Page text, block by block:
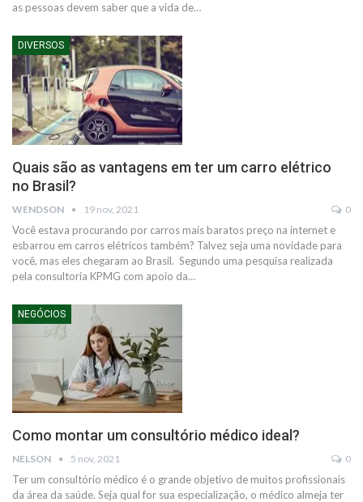
as pessoas devem saber que a vida de…
DIVERSOS
Quais são as vantagens em ter um carro elétrico
no Brasil?
WENDSON 19 nov, 2021 0
Você estava procurando por carros mais baratos preço na internet e
esbarrou em carros elétricos também? Talvez seja uma novidade para
você, mas eles chegaram ao Brasil. Segundo uma pesquisa realizada
pela consultoria KPMG com apoio da…
NEGÓCIOS
Como montar um consultório médico ideal?
NELSON 5 nov, 2021 0
Ter um consultório médico é o grande objetivo de muitos profissionais
da área da saúde. Seja qual for sua especialização, o médico almeja ter